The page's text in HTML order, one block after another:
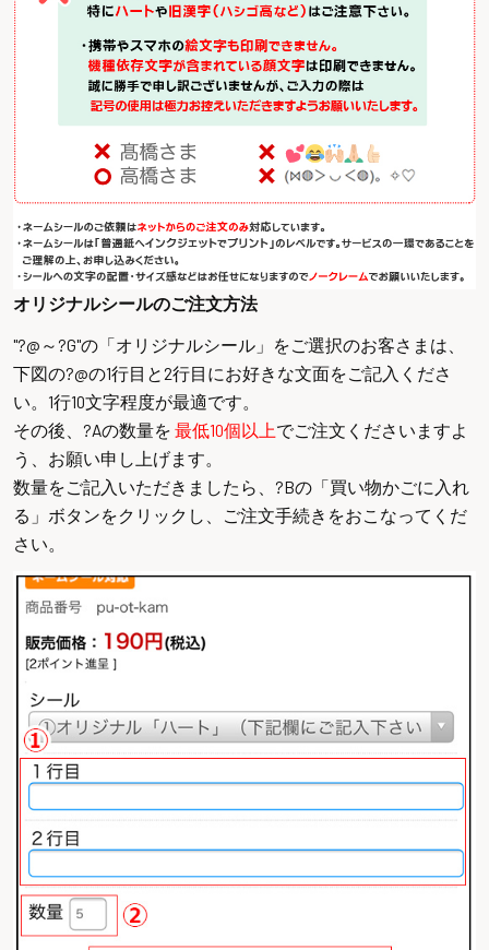
オリジナルシールのご注文方法
"?@～?G"の「オリジナルシール」をご選択のお客さまは、
下図の?@の1行目と2行目にお好きな文面をご記入くださ
い。1行10文字程度が最適です。
その後、?Aの数量を 最低10個以上でご注文くださいますよ
う、お願い申し上げます。
数量をご記入いただきましたら、?Bの「買い物かごに入れ
る」ボタンをクリックし、ご注文手続きをおこなってくだ
さい。